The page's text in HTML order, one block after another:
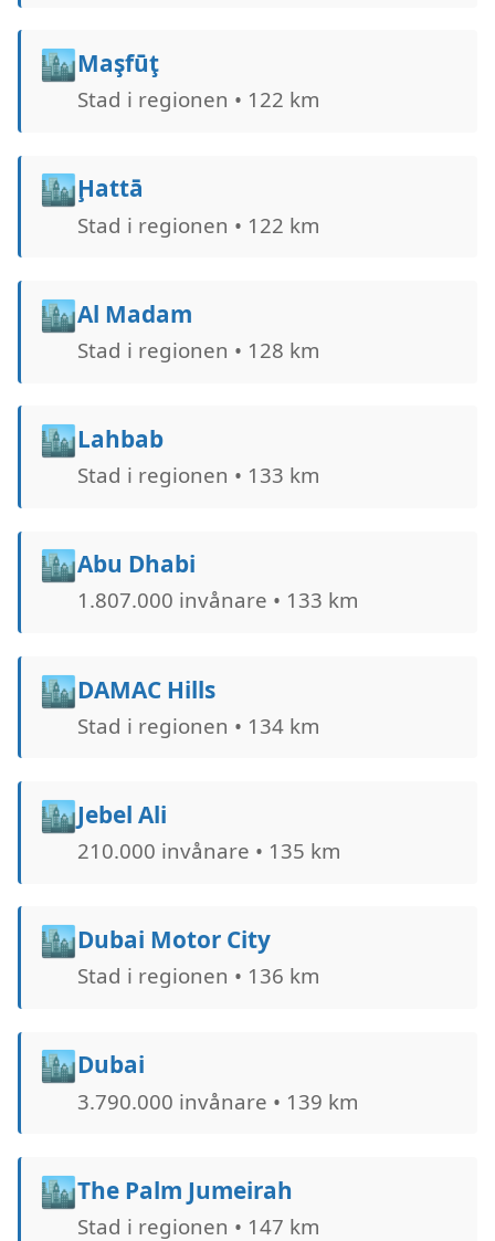
🏙️Maşfūţ
Stad i regionen • 122 km
🏙️Ḩattā
Stad i regionen • 122 km
🏙️Al Madam
Stad i regionen • 128 km
🏙️Lahbab
Stad i regionen • 133 km
🏙️Abu Dhabi
1.807.000 invånare • 133 km
🏙️DAMAC Hills
Stad i regionen • 134 km
🏙️Jebel Ali
210.000 invånare • 135 km
🏙️Dubai Motor City
Stad i regionen • 136 km
🏙️Dubai
3.790.000 invånare • 139 km
🏙️The Palm Jumeirah
Stad i regionen • 147 km